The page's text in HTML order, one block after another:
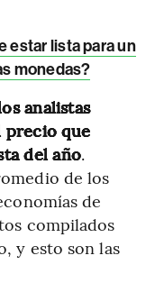
estar lista para un
monedas?
analistas
precio que
del año.
de los
de
compilados
y esto son las